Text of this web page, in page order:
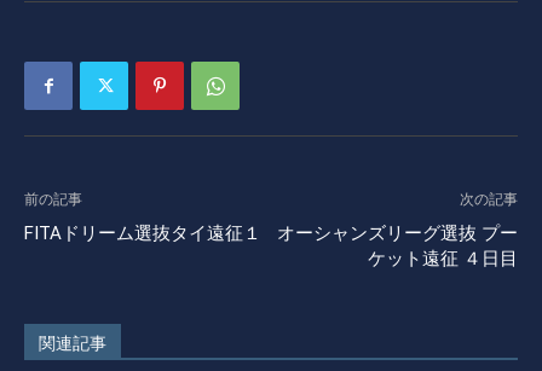
前の記事
FITAドリーム選抜タイ遠征１
次の記事
オーシャンズリーグ選抜 プー
ケット遠征 ４日目
関連記事